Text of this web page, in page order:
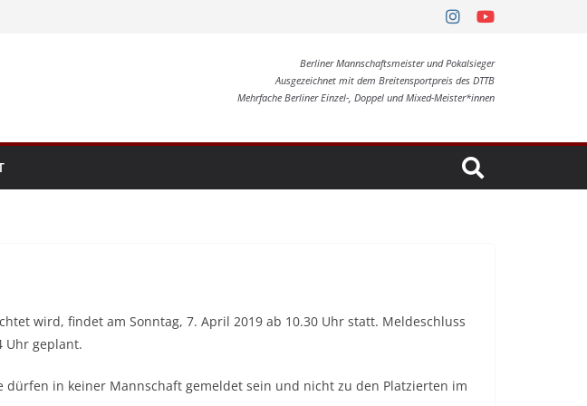
Berliner Mannschaftsmeister und Pokalsieger
Ausgezeichnet mit dem Breitensportpreis des DTTB
Mehrfache Berliner Einzel-, Doppel und Mixed-Meister*innen
wird, findet am Sonntag, 7. April 2019 ab 10.30 Uhr statt. Meldeschluss
Uhr geplant.
in keiner Mannschaft gemeldet sein und nicht zu den Platzierten im